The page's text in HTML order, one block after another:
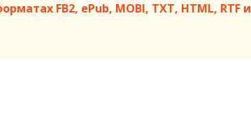
FB2, ePub, MOBI, TXT, HTML, RTF и